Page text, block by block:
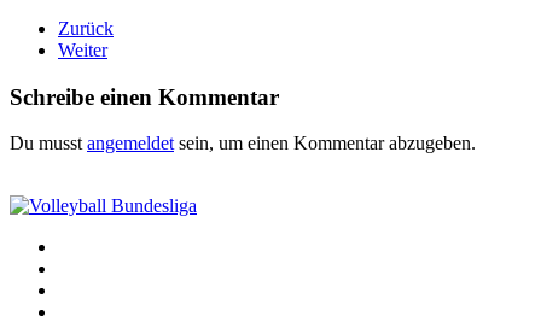
Zurück
Weiter
Schreibe einen Kommentar
Du musstangemeldetsein, um einen Kommentar abzugeben.